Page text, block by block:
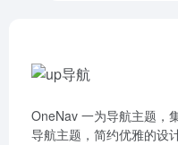
OneNav 一为导航主题，
导航主题，简约优雅的设